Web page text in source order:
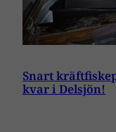
Snart
kvar i Delsjön!